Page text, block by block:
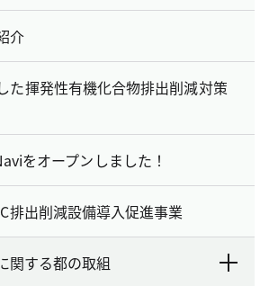
介
た揮発性有機化合物排出削減対策
をオープンしました！
排出削減設備導入促進事業
関する都の取組